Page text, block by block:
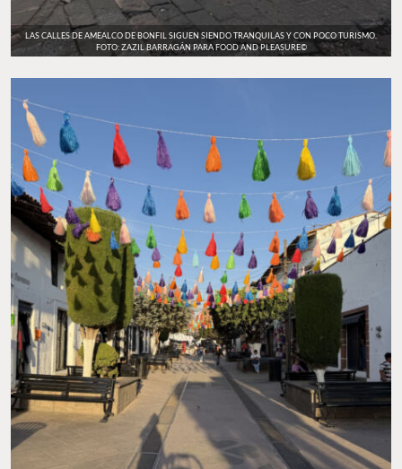
LAS CALLES DE AMEALCO DE BONFIL SIGUEN SIENDO TRANQUILAS Y CON POCO TURISMO.
FOTO: ZAZIL BARRAGÁN PARA FOOD AND PLEASURE©